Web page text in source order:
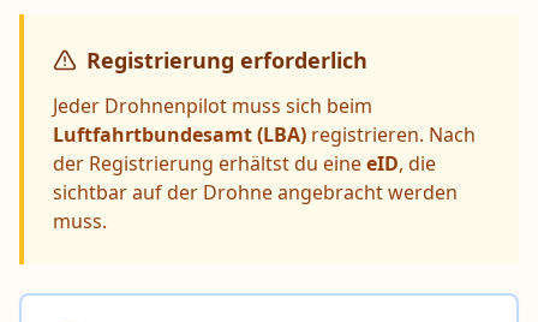
Registrierung erforderlich
Jeder Drohnenpilot muss sich beim
Luftfahrtbundesamt (LBA) registrieren. Nach
der Registrierung erhältst du eineeID, die
sichtbar auf der Drohne angebracht werden
muss.